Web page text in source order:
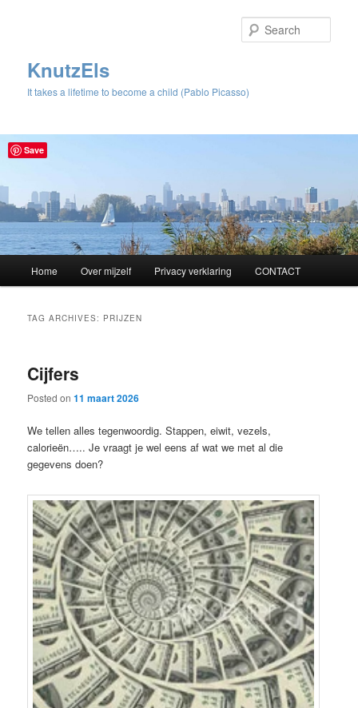
KnutzEls
It takes a lifetime to become a child (Pablo Picasso)
Skip
content
Skip
content
Home Over mijzelf Privacy verklaring CONTACT
TAG ARCHIVES: PRIJZEN
Cijfers
Posted on11 maart 2026
We tellen alles tegenwoordig. Stappen, eiwit, vezels,
calorieën….. Je vraagt je wel eens af wat we met al die
gegevens doen?
Save